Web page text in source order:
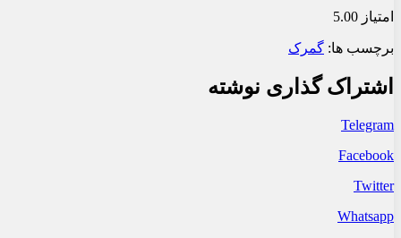
امتیاز 5.00
برچسب ها: گمرک
اشتراک گذاری نوشته
Telegram
Facebook
Twitter
Whatsapp